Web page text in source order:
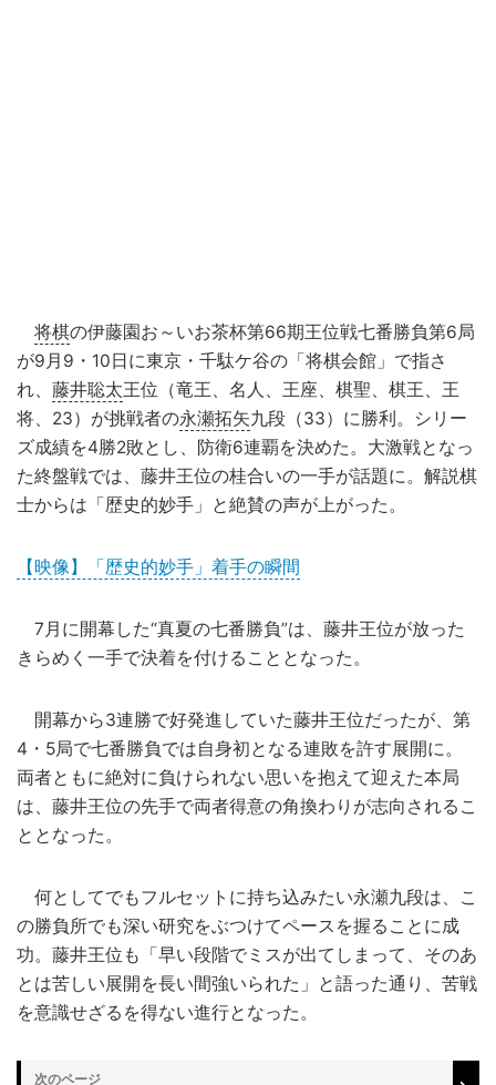
将棋の伊藤園お～いお茶杯第66期王位戦七番勝負第6局
が9月9・10日に東京・千駄ケ谷の「将棋会館」で指さ
れ、 藤井聡太王位（竜王、名人、王座、棋聖、棋王、王
将、23）が挑戦者の永瀬拓矢九段（33）に勝利。シリー
ズ成績を4勝2敗とし、防衛6連覇を決めた。大激戦となっ
た終盤戦では、藤井王位の桂合いの一手が話題に。解説棋
士からは「歴史的妙手」と絶賛の声が上がった。
【映像】「歴史的妙手」着手の瞬間
7月に開幕した“真夏の七番勝負”は、藤井王位が放った
きらめく一手で決着を付けることとなった。
開幕から3連勝で好発進していた藤井王位だったが、第
4・5局で七番勝負では自身初となる連敗を許す展開に。
両者ともに絶対に負けられない思いを抱えて迎えた本局
は、藤井王位の先手で両者得意の角換わりが志向されるこ
ととなった。
何としてでもフルセットに持ち込みたい永瀬九段は、こ
の勝負所でも深い研究をぶつけてペースを握ることに成
功。藤井王位も「早い段階でミスが出てしまって、そのあ
とは苦しい展開を長い間強いられた」と語った通り、苦戦
を意識せざるを得ない進行となった。